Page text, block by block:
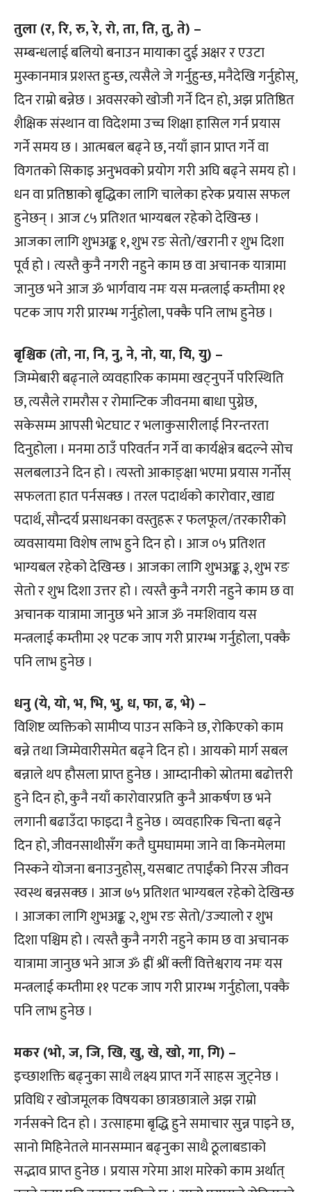
तुला (र, रि, रु, रे, रो, ता, ति, तु, ते) –
सम्बन्धलाई बलियो बनाउन मायाका दुई अक्षर र एउटा
मुस्कानमात्र प्रशस्त हुन्छ, त्यसैले जे गर्नुहुन्छ, मनैदेखि गर्नुहोस्,
दिन राम्रो बन्नेछ । अवसरको खोजी गर्ने दिन हो, अझ प्रतिष्ठित
शैक्षिक संस्थान वा विदेशमा उच्च शिक्षा हासिल गर्न प्रयास
गर्ने समय छ । आत्मबल बढ्ने छ, नयाँ ज्ञान प्राप्त गर्ने वा
विगतको सिकाइ अनुभवको प्रयोग गरी अघि बढ्ने समय हो ।
धन वा प्रतिष्ठाको बृद्धिका लागि चालेका हरेक प्रयास सफल
हुनेछन् । आज ८५ प्रतिशत भाग्यबल रहेको देखिन्छ ।
आजका लागि शुभअङ्क १, शुभ रङ सेतो/खरानी र शुभ दिशा
पूर्व हो । त्यस्तै कुनै नगरी नहुने काम छ वा अचानक यात्रामा
जानुछ भने आज ॐ भार्गवाय नमः यस मन्त्रलाई कम्तीमा ११
पटक जाप गरी प्रारम्भ गर्नुहोला, पक्कै पनि लाभ हुनेछ ।
बृश्चिक (तो, ना, नि, नु, ने, नो, या, यि, यु) –
जिम्मेबारी बढ्नाले व्यवहारिक काममा खट्नुपर्ने परिस्थिति
छ, त्यसैले रामरौस र रोमान्टिक जीवनमा बाधा पुग्नेछ,
सकेसम्म आपसी भेटघाट र भलाकुसारीलाई निरन्तरता
दिनुहोला । मनमा ठाउँ परिवर्तन गर्ने वा कार्यक्षेत्र बदल्ने सोच
सलबलाउने दिन हो । त्यस्तो आकाङ्क्षा भएमा प्रयास गर्नोस्
सफलता हात पर्नसक्छ । तरल पदार्थको कारोवार, खाद्य
पदार्थ, सौन्दर्य प्रसाधनका वस्तुहरू र फलफूल/तरकारीको
व्यवसायमा विशेष लाभ हुने दिन हो । आज ०५ प्रतिशत
भाग्यबल रहेको देखिन्छ । आजका लागि शुभअङ्क ३, शुभ रङ
सेतो र शुभ दिशा उत्तर हो । त्यस्तै कुनै नगरी नहुने काम छ वा
अचानक यात्रामा जानुछ भने आज ॐ नमःशिवाय यस
मन्त्रलाई कम्तीमा २१ पटक जाप गरी प्रारम्भ गर्नुहोला, पक्कै
पनि लाभ हुनेछ ।
धनु (ये, यो, भ, भि, भु, ध, फा, ढ, भे) –
विशिष्ट व्यक्तिको सामीप्य पाउन सकिने छ, रोकिएको काम
बन्ने तथा जिम्मेवारीसमेत बढ्ने दिन हो । आयको मार्ग सबल
बन्नाले थप हौसला प्राप्त हुनेछ । आम्दानीको स्रोतमा बढोत्तरी
हुने दिन हो, कुनै नयाँ कारोवारप्रति कुनै आकर्षण छ भने
लगानी बढाउँदा फाइदा नै हुनेछ । व्यवहारिक चिन्ता बढ्ने
दिन हो, जीवनसाथीसँग कतै घुमघाममा जाने वा किनमेलमा
निस्कने योजना बनाउनुहोस्, यसबाट तपाईंको निरस जीवन
स्वस्थ बन्नसक्छ । आज ७५ प्रतिशत भाग्यबल रहेको देखिन्छ
। आजका लागि शुभअङ्क २, शुभ रङ सेतो/उज्यालो र शुभ
दिशा पश्चिम हो । त्यस्तै कुनै नगरी नहुने काम छ वा अचानक
यात्रामा जानुछ भने आज ॐ ह्रीं श्रीं क्लीं वित्तेश्वराय नमः यस
मन्त्रलाई कम्तीमा ११ पटक जाप गरी प्रारम्भ गर्नुहोला, पक्कै
पनि लाभ हुनेछ ।
मकर (भो, ज, जि, खि, खु, खे, खो, गा, गि) –
इच्छाशक्ति बढ्नुका साथै लक्ष्य प्राप्त गर्ने साहस जुट्नेछ ।
प्रविधि र खोजमूलक विषयका छात्रछात्राले अझ राम्रो
गर्नसक्ने दिन हो । उत्साहमा बृद्धि हुने समाचार सुन्न पाइने छ,
सानो मिहिनेतले मानसम्मान बढ्नुका साथै ठूलाबडाको
सद्भाव प्राप्त हुनेछ । प्रयास गरेमा आश मारेको काम अर्थात्